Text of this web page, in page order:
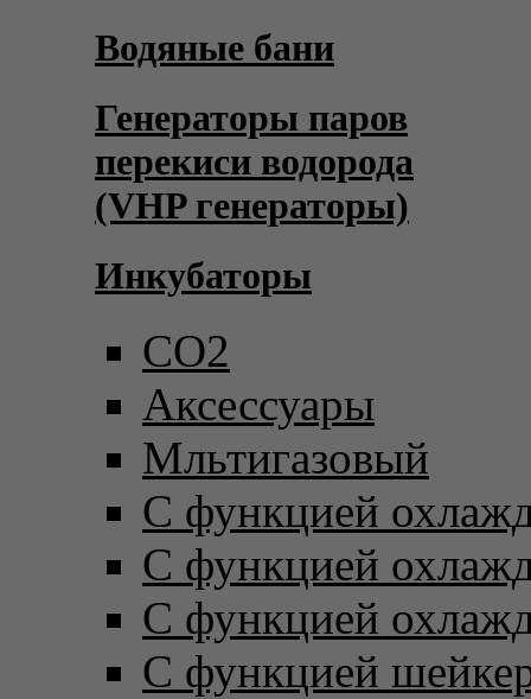
Водяные бани
Генераторы паров
перекиси водорода
(VHP генераторы)
Инкубаторы
CO2
Аксессуары
Мльтигазовый
С функцией
С функцией
С функцией
С функцией